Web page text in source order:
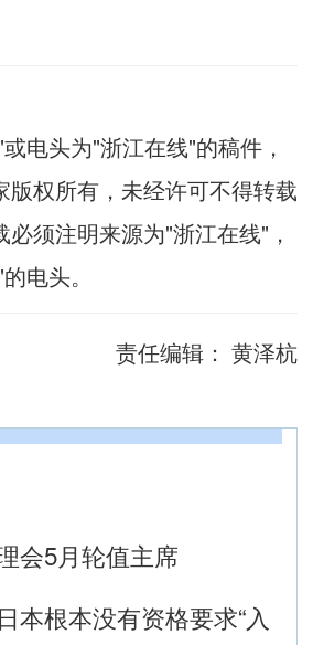
电头为"浙江在线"的稿件，
版权所有，未经许可不得转载
须注明来源为"浙江在线"，
电头。
责任编辑： 黄泽杭
会5月轮值主席
本根本没有资格要求“入